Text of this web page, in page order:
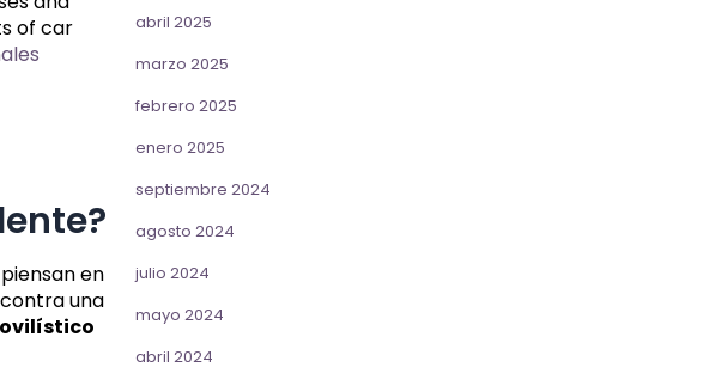
of car
en
una
abril 2025
marzo 2025
febrero 2025
enero 2025
septiembre 2024
agosto 2024
julio 2024
mayo 2024
abril 2024